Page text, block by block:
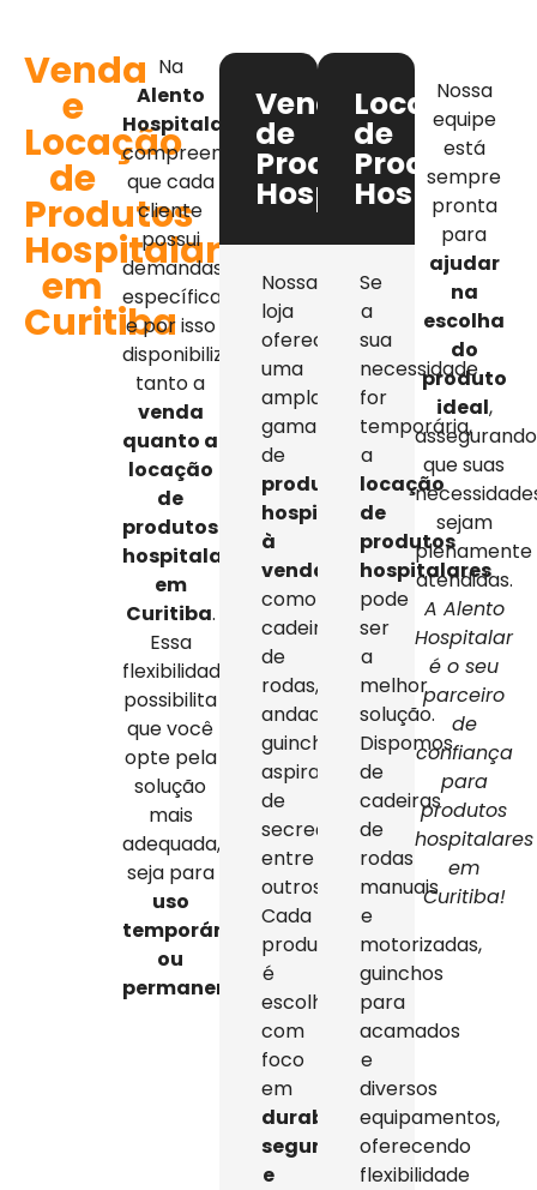
Venda
e
Locação
de
Produtos
Hospitalares
em
Curitiba
Na
Alento
Hospitalar
compreendemos
que cada
cliente
possui
demandas
específicas,
e por isso
disponibilizamos
tanto a
venda
quanto a
locação
de
produtos
hospitalares
em
Curitiba.
Essa
flexibilidade
possibilita
que você
opte pela
solução
mais
adequada,
seja para
uso
temporário
ou
permanente
Venda
de
Produtos
Hospitalares
Nossa
loja
oferece
uma
ampla
gama
de
produtos
hospitalares
à
venda
como
cadeiras
de
rodas,
andadores,
guinchos,
aspiradores
de
secreção,
entre
outros.
Cada
produto
é
escolhido
com
foco
em
durabilidade,
segurança
e
Locação
de
Produtos
Se
a
sua
necessidade
for
temporária,
a
locação
de
produtos
hospitalares
pode
ser
a
melhor
solução.
Dispomos
de
cadeiras
de
rodas
manuais
e
motorizadas,
guinchos
para
acamados
e
diversos
equipamentos,
oferecendo
flexibilidade
Nossa
equipe
está
sempre
pronta
para
ajudar
na
escolha
do
produto
ideal,
assegurando
que suas
sejam
plenamente
atendidas.
A Alento
Hospitalar
é o seu
parceiro
de
confiança
para
produtos
hospitalares
em
Curitiba!